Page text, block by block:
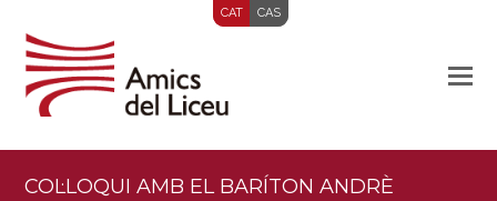
CAT CAS
COL·LOQUI AMB EL BARÍTON ANDRÈ